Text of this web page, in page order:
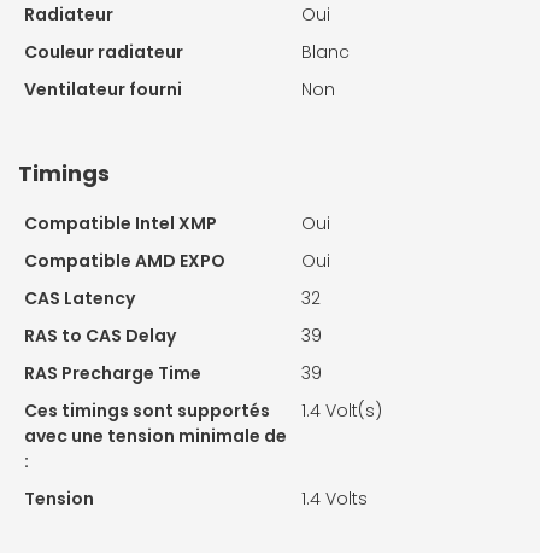
Radiateur
Oui
Couleur radiateur
Blanc
Ventilateur fourni
Non
Timings
Compatible Intel XMP
Oui
Compatible AMD EXPO
Oui
CAS Latency
32
RAS to CAS Delay
39
RAS Precharge Time
39
Ces timings sont supportés
avec une tension minimale de
:
1.4 Volt(s)
Tension 1.4 Volts